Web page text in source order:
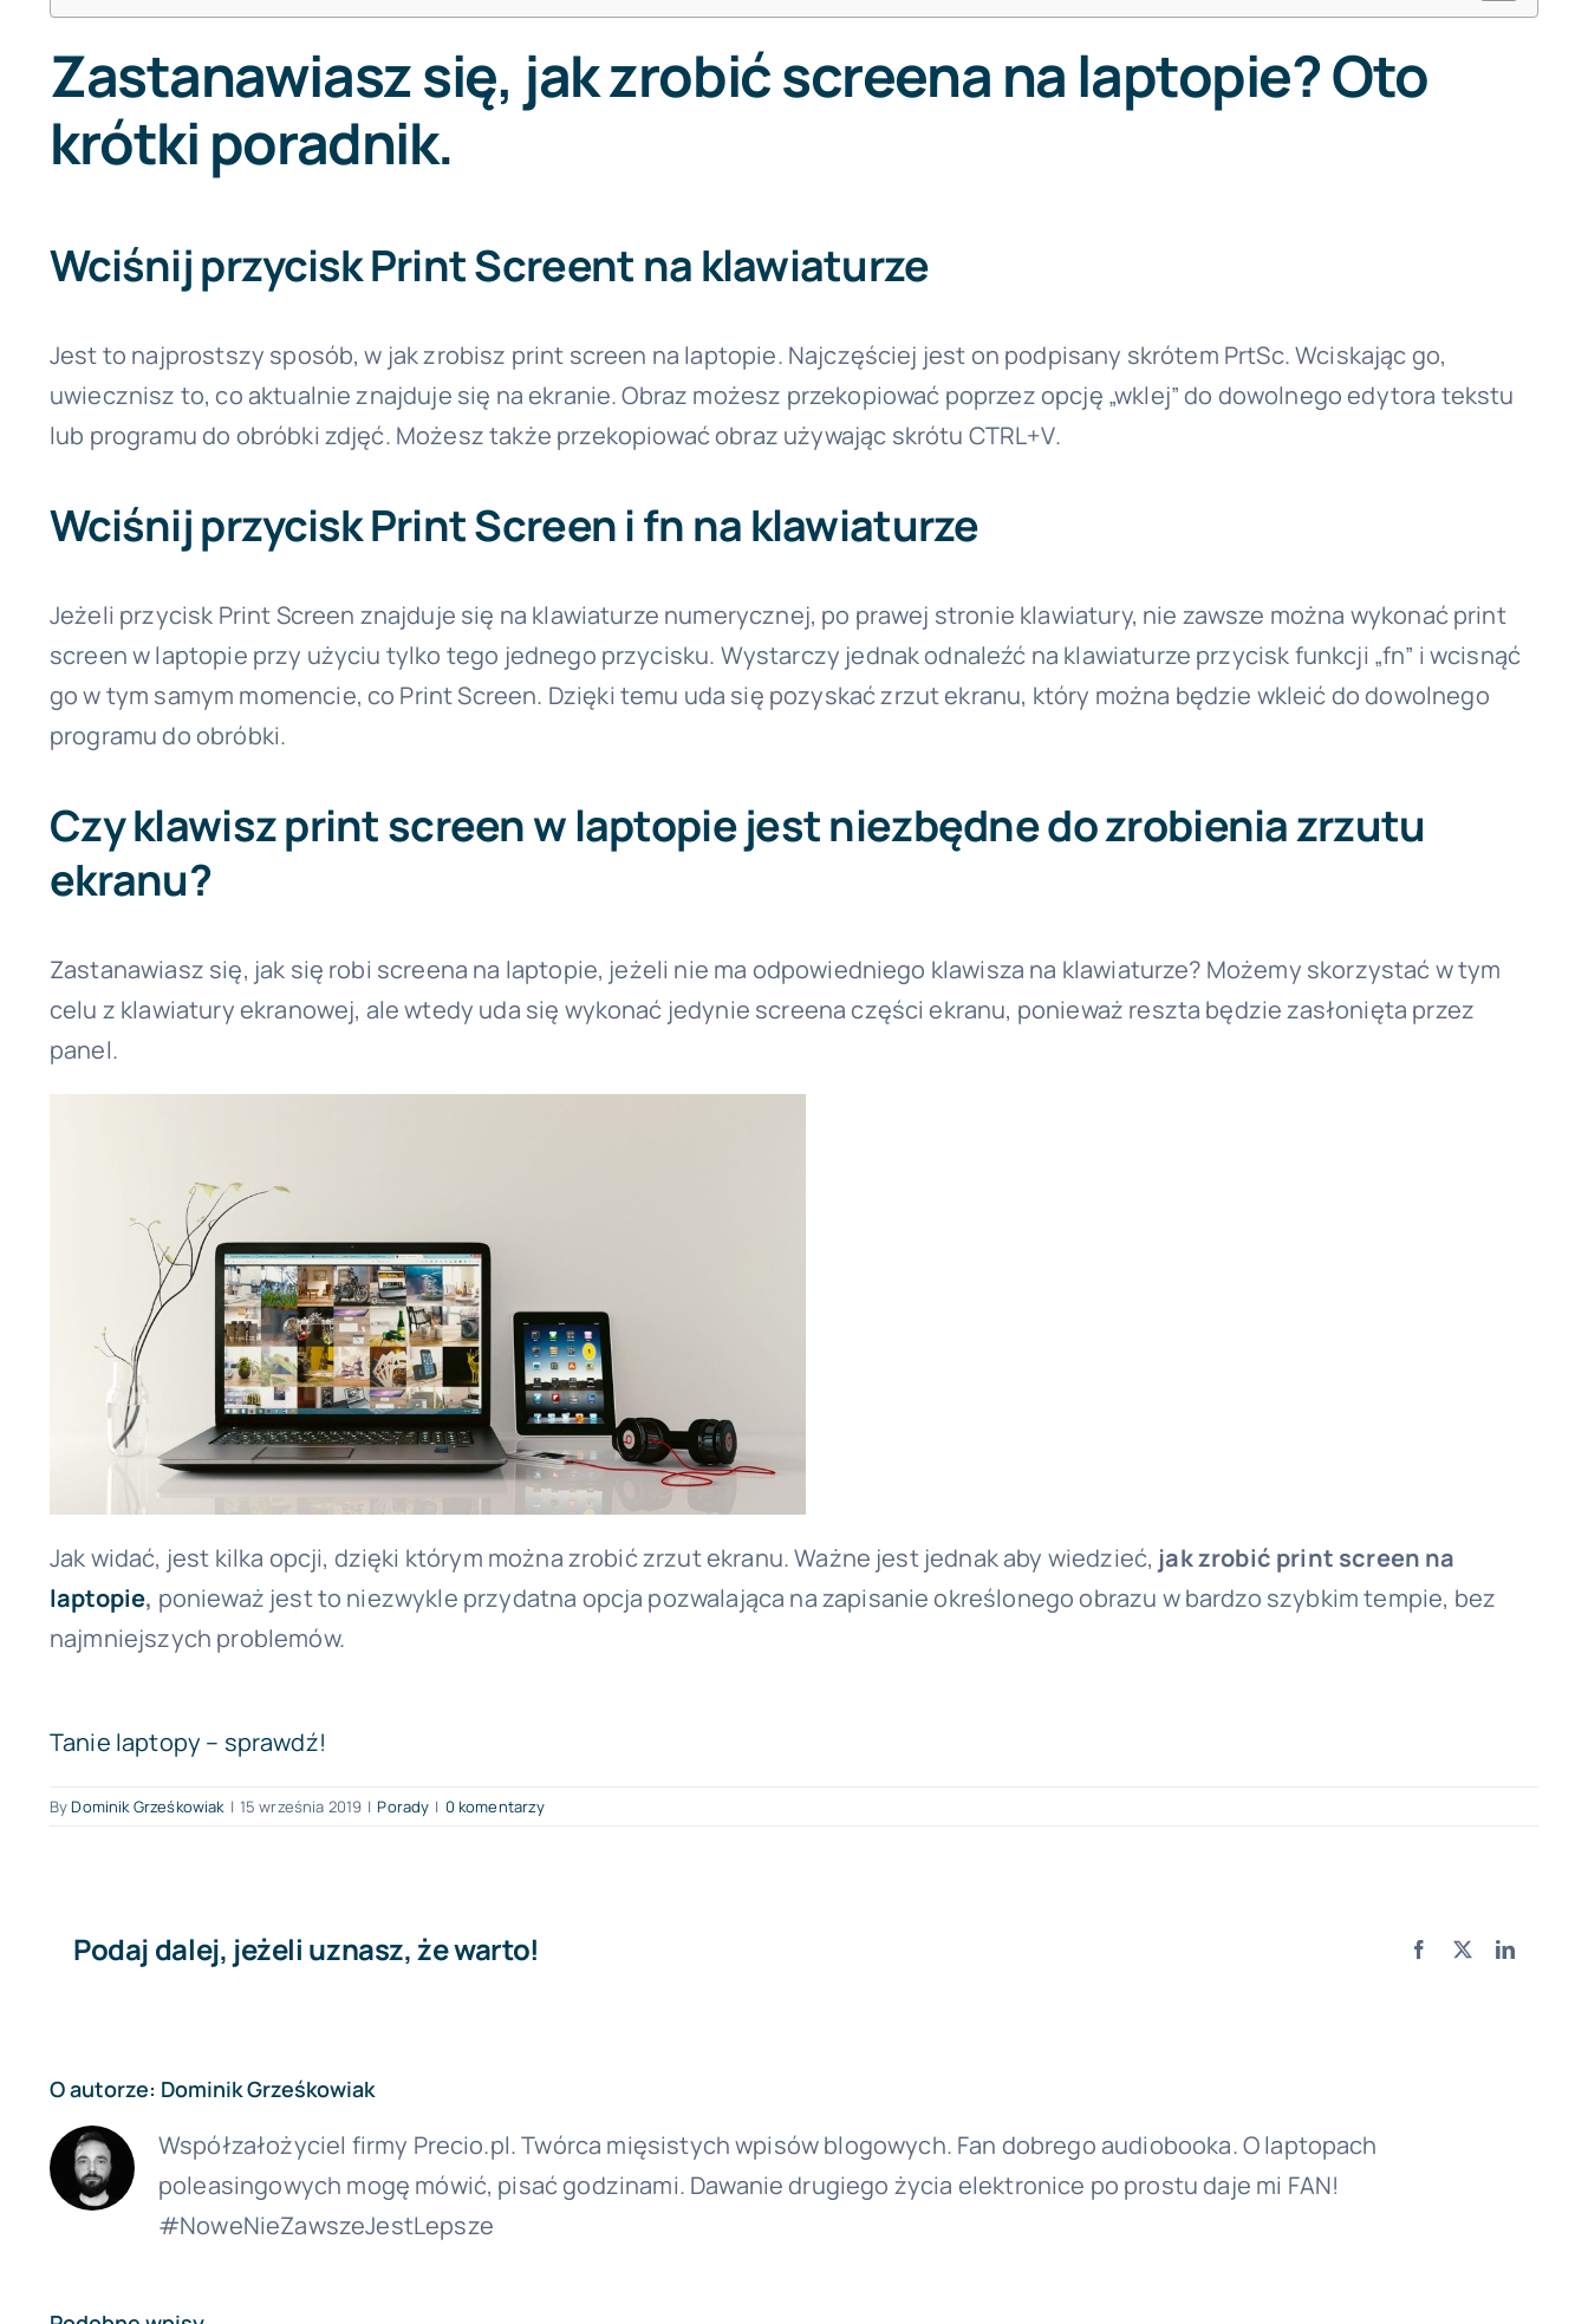
Zastanawiasz się, jak zrobić screena na laptopie? Oto
krótki poradnik.
Wciśnij przycisk Print Screent na klawiaturze
Jest to najprostszy sposób, w jak zrobisz print screen na laptopie. Najczęściej jest on podpisany skrótem PrtSc. Wciskając go,
uwiecznisz to, co aktualnie znajduje się na ekranie. Obraz możesz przekopiować poprzez opcję „wklej” do dowolnego edytora tekstu
lub programu do obróbki zdjęć. Możesz także przekopiować obraz używając skrótu CTRL+V.
Wciśnij przycisk Print Screen i fn na klawiaturze
Jeżeli przycisk Print Screen znajduje się na klawiaturze numerycznej, po prawej stronie klawiatury, nie zawsze można wykonać print
screen w laptopie przy użyciu tylko tego jednego przycisku. Wystarczy jednak odnaleźć na klawiaturze przycisk funkcji „fn” i wcisnąć
go w tym samym momencie, co Print Screen. Dzięki temu uda się pozyskać zrzut ekranu, który można będzie wkleić do dowolnego
programu do obróbki.
Czy klawisz print screen w laptopie jest niezbędne do zrobienia zrzutu
ekranu?
Zastanawiasz się, jak się robi screena na laptopie, jeżeli nie ma odpowiedniego klawisza na klawiaturze? Możemy skorzystać w tym
celu z klawiatury ekranowej, ale wtedy uda się wykonać jedynie screena części ekranu, ponieważ reszta będzie zasłonięta przez
panel.
Jak widać, jest kilka opcji, dzięki którym można zrobić zrzut ekranu. Ważne jest jednak aby wiedzieć, jak zrobić print screen na
laptopie, ponieważ jest to niezwykle przydatna opcja pozwalająca na zapisanie określonego obrazu w bardzo szybkim tempie, bez
najmniejszych problemów.
Tanie laptopy – sprawdź!
ByDominik Grześkowiak | 15 września 2019 | Porady | 0 komentarzy
Podaj dalej, jeżeli uznasz, że warto! Facebook
X LinkedIn
O autorze: Dominik Grześkowiak
Współzałożyciel firmy Precio.pl. Twórca mięsistych wpisów blogowych. Fan dobrego audiobooka. O laptopach
poleasingowych mogę mówić, pisać godzinami. Dawanie drugiego życia elektronice po prostu daje mi FAN!
#NoweNieZawszeJestLepsze